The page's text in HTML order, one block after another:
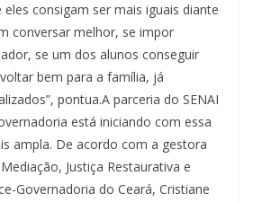
consigam ser mais iguais diante
conversar melhor, se impor
se um dos alunos conseguir
bem para a família, já
pontua.A parceria do SENAI
está iniciando com essa
ampla. De acordo com a gestora
Justiça Restaurativa e
Governadoria do Ceará, Cristiane